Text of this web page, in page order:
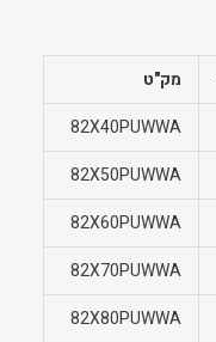
מק"ט
82X40PUWWA
82X50PUWWA
82X60PUWWA
82X70PUWWA
82X80PUWWA